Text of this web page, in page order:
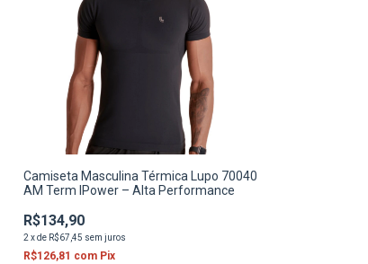
Camiseta Masculina Térmica Lupo 70040
AM Term IPower – Alta Performance
R$134,90
2 xde R$67,45 sem juros
R$126,81 com Pix